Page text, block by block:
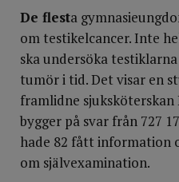
De flesta
om testikelcancer. Inte
ska undersöka
tumör i tid. Det visar en
framlidne
bygger på svar från 727
hade 82 fått information
om självexamination.